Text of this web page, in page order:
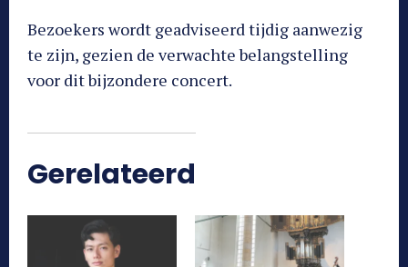
Bezoekers wordt geadviseerd tijdig aanwezig
te zijn, gezien de verwachte belangstelling
voor dit bijzondere concert.
Gerelateerd